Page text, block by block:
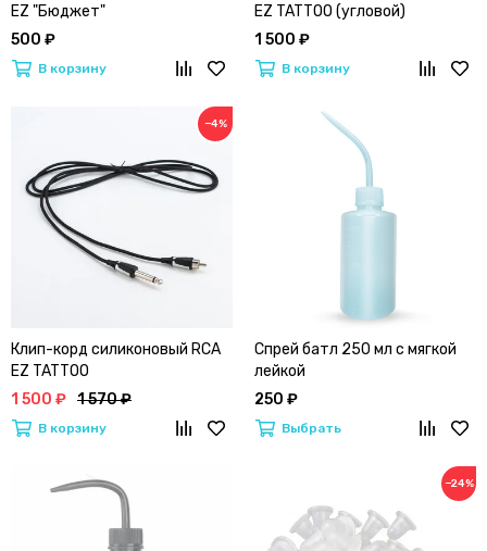
EZ "Бюджет"
500 ₽
В корзину
EZ TATTOO (угловой)
1 500 ₽
В корзину
−4%
Клип-корд силиконовый RCA
EZ TATTOO
1 500 ₽ 1 570 ₽
В корзину
Спрей батл 250 мл с мягкой
лейкой
250 ₽
Выбрать
−24%